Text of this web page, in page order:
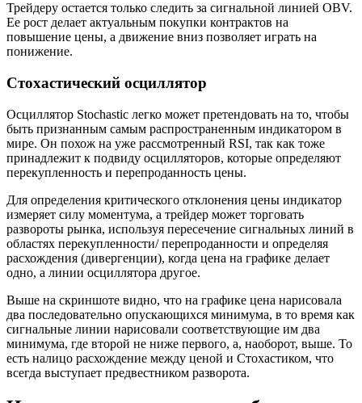
Трейдеру остается только следить за сигнальной линией OBV.
Ее рост делает актуальным покупки контрактов на
повышение цены, а движение вниз позволяет играть на
понижение.
Стохастический осциллятор
Осциллятор Stochastic легко может претендовать на то, чтобы
быть признанным самым распространенным индикатором в
мире. Он похож на уже рассмотренный RSI, так как тоже
принадлежит к подвиду осцилляторов, которые определяют
перекупленность и перепроданность цены.
Для определения критического отклонения цены индикатор
измеряет силу моментума, а трейдер может торговать
развороты рынка, используя пересечение сигнальных линий в
областях перекупленности/ перепроданности и определяя
расхождения (дивергенции), когда цена на графике делает
одно, а линии осциллятора другое.
Выше на скриншоте видно, что на графике цена нарисовала
два последовательно опускающихся минимума, в то время как
сигнальные линии нарисовали соответствующие им два
минимума, где второй не ниже первого, а, наоборот, выше. То
есть налицо расхождение между ценой и Стохастиком, что
всегда выступает предвестником разворота.